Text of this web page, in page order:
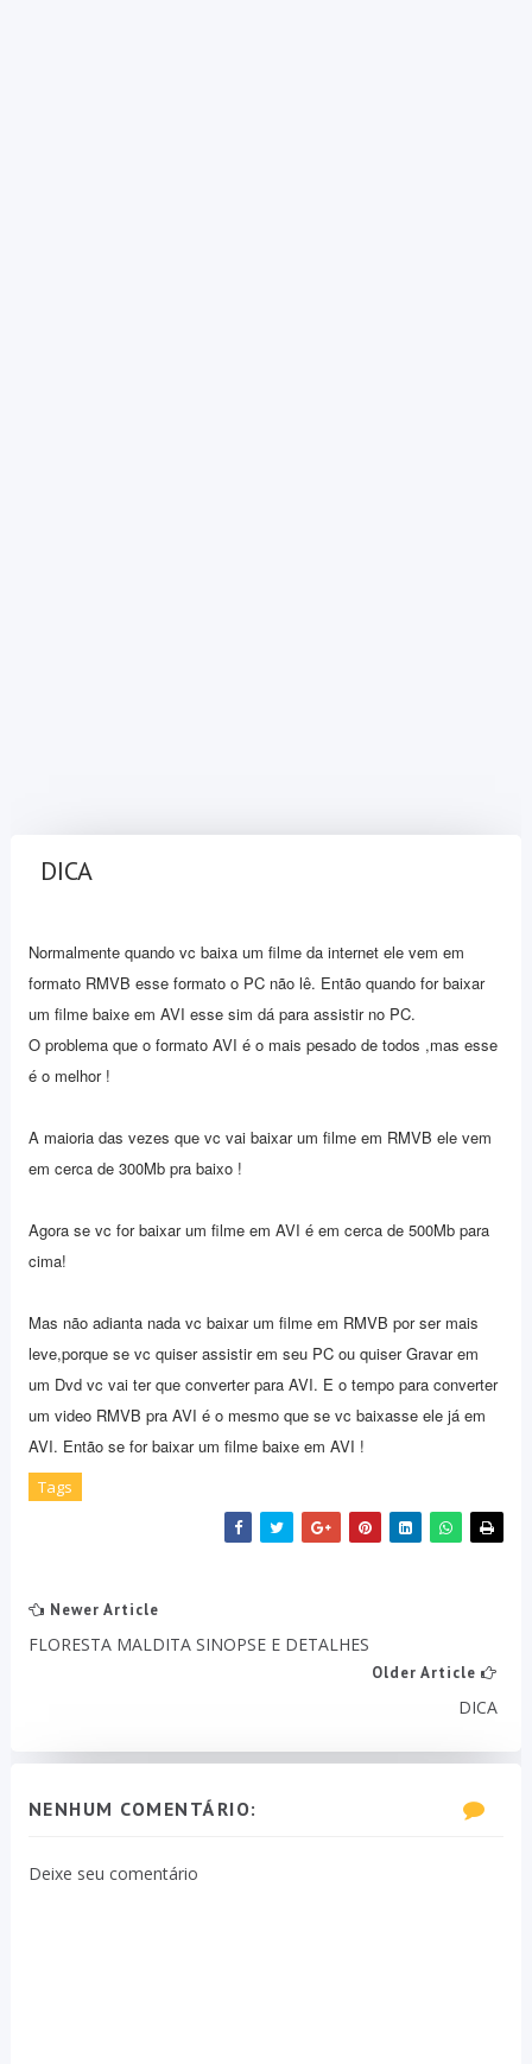
DICA
Normalmente quando vc baixa um filme da internet ele vem em
formato RMVB esse formato o PC não lê. Então quando for baixar
um filme baixe em AVI esse sim dá para assistir no PC.
O problema que o formato AVI é o mais pesado de todos ,mas esse
é o melhor !
A maioria das vezes que vc vai baixar um filme em RMVB ele vem
em cerca de 300Mb pra baixo !
Agora se vc for baixar um filme em AVI é em cerca de 500Mb para
cima!
Mas não adianta nada vc baixar um filme em RMVB por ser mais
leve,porque se vc quiser assistir em seu PC ou quiser Gravar em
um Dvd vc vai ter que converter para AVI. E o tempo para converter
um video RMVB pra AVI é o mesmo que se vc baixasse ele já em
AVI. Então se for baixar um filme baixe em AVI !
Tags
Newer Article
FLORESTA MALDITA SINOPSE E DETALHES
Older Article
DICA
NENHUM COMENTÁRIO:
Deixe seu comentário